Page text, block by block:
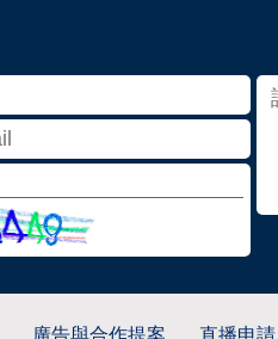
廣告與合作提案 直播申請